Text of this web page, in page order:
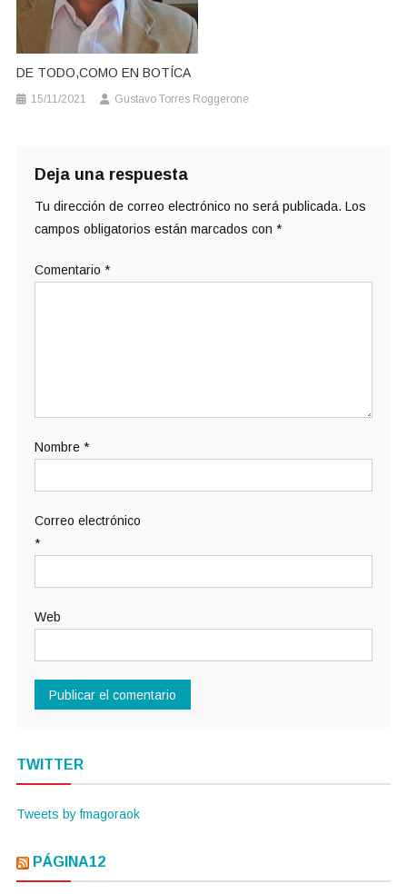
DE TODO,COMO EN BOTÍCA
15/11/2021 Gustavo Torres Roggerone
Deja una respuesta
Tu dirección de correo electrónico no será publicada. Los
campos obligatorios están marcados con *
Comentario *
Nombre *
Correo electrónico
*
Web
TWITTER
Tweets by fmagoraok
PÁGINA12